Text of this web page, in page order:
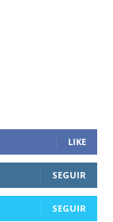
LIKE
SEGUIR
SEGUIR